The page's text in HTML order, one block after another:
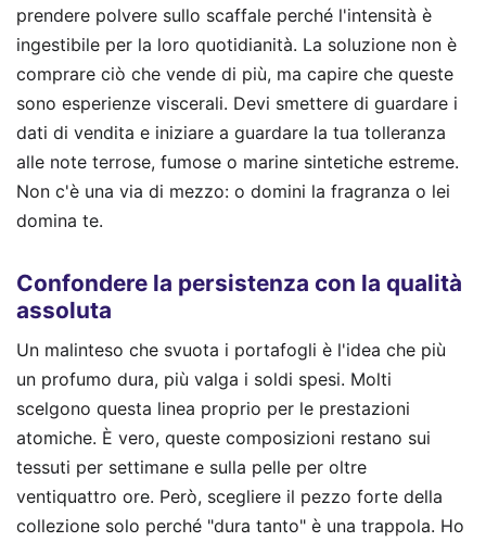
prendere polvere sullo scaffale perché l'intensità è
ingestibile per la loro quotidianità. La soluzione non è
comprare ciò che vende di più, ma capire che queste
sono esperienze viscerali. Devi smettere di guardare i
dati di vendita e iniziare a guardare la tua tolleranza
alle note terrose, fumose o marine sintetiche estreme.
Non c'è una via di mezzo: o domini la fragranza o lei
domina te.
Confondere la persistenza con la qualità
assoluta
Un malinteso che svuota i portafogli è l'idea che più
un profumo dura, più valga i soldi spesi. Molti
scelgono questa linea proprio per le prestazioni
atomiche. È vero, queste composizioni restano sui
tessuti per settimane e sulla pelle per oltre
ventiquattro ore. Però, scegliere il pezzo forte della
collezione solo perché "dura tanto" è una trappola. Ho